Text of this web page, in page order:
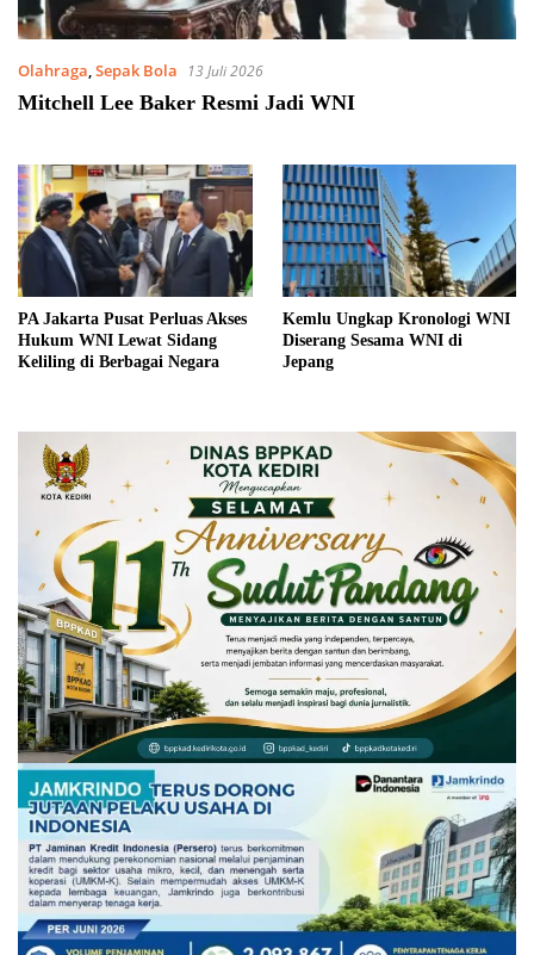
Olahraga,Sepak Bola 13 Juli 2026
Mitchell Lee Baker Resmi Jadi WNI
PA Jakarta Pusat Perluas Akses
Hukum WNI Lewat Sidang
Keliling di Berbagai Negara
Kemlu Ungkap Kronologi WNI
Diserang Sesama WNI di
Jepang